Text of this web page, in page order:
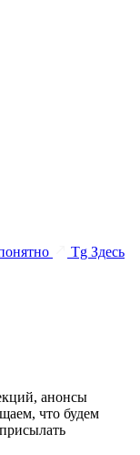
Tg Здесь
анонсы
что будем